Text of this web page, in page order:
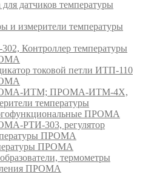
датчиков температуры
и измерители температуры
Контроллер температуры
токовой петли ИТП-110
ИТМ; ПРОМА-ИТМ-4Х,
температуры
ПРОМА
РТИ-303, регулятор
ПРОМА
ПРОМА
термометры
ПРОМА